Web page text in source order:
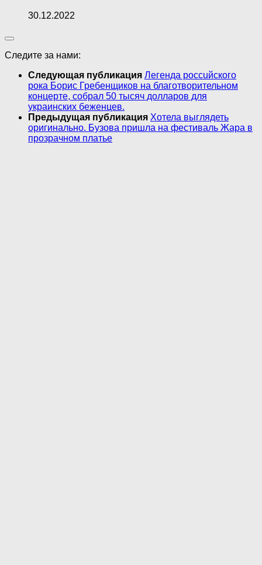
30.12.2022
Следите за нами:
Следующая публикация Легенда poccuйского
рока Борис Гребенщиков на благотворительном
концерте, собрал 50 тысяч долларов для
украинских беженцев.
Предыдущая публикация Хотела выглядеть
оригинально. Бузова пришла на фестиваль Жара в
прозрачном платье